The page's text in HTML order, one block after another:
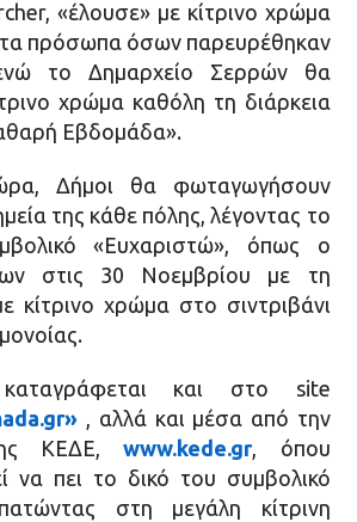
«έλουσε» με κίτρινο χρώμα
τα πρόσωπα όσων παρευρέθηκαν
το Δημαρχείο Σερρών θα
χρώμα καθόλη τη διάρκεια
Εβδομάδα».
Δήμοι θα φωταγωγήσουν
της κάθε πόλης, λέγοντας το
«Ευχαριστώ», όπως ο
στις 30 Νοεμβρίου με τη
χρώμα στο σιντριβάνι
και στο site
, αλλά και μέσα από την
ΚΕΔΕ,www.kede.gr, όπου
να πει το δικό του συμβολικό
στη μεγάλη κίτρινη